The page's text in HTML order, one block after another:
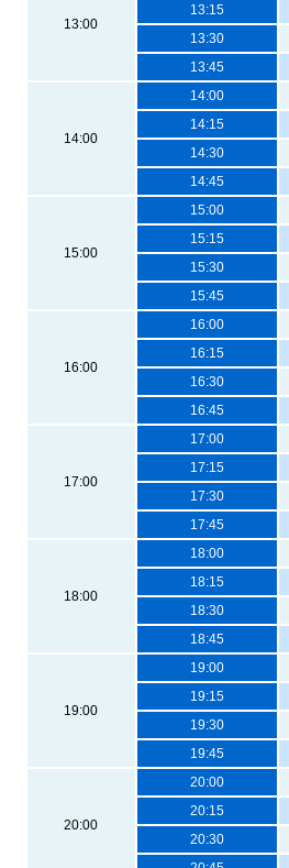
13:00
13:15
13:30
13:45
14:00
14:00
14:15
14:30
14:45
15:00
15:00
15:15
15:30
15:45
16:00
16:00
16:15
16:30
16:45
17:00
17:00
17:15
17:30
17:45
18:00
18:00
18:15
18:30
18:45
19:00
19:00
19:15
19:30
19:45
20:00
20:00
20:15
20:30